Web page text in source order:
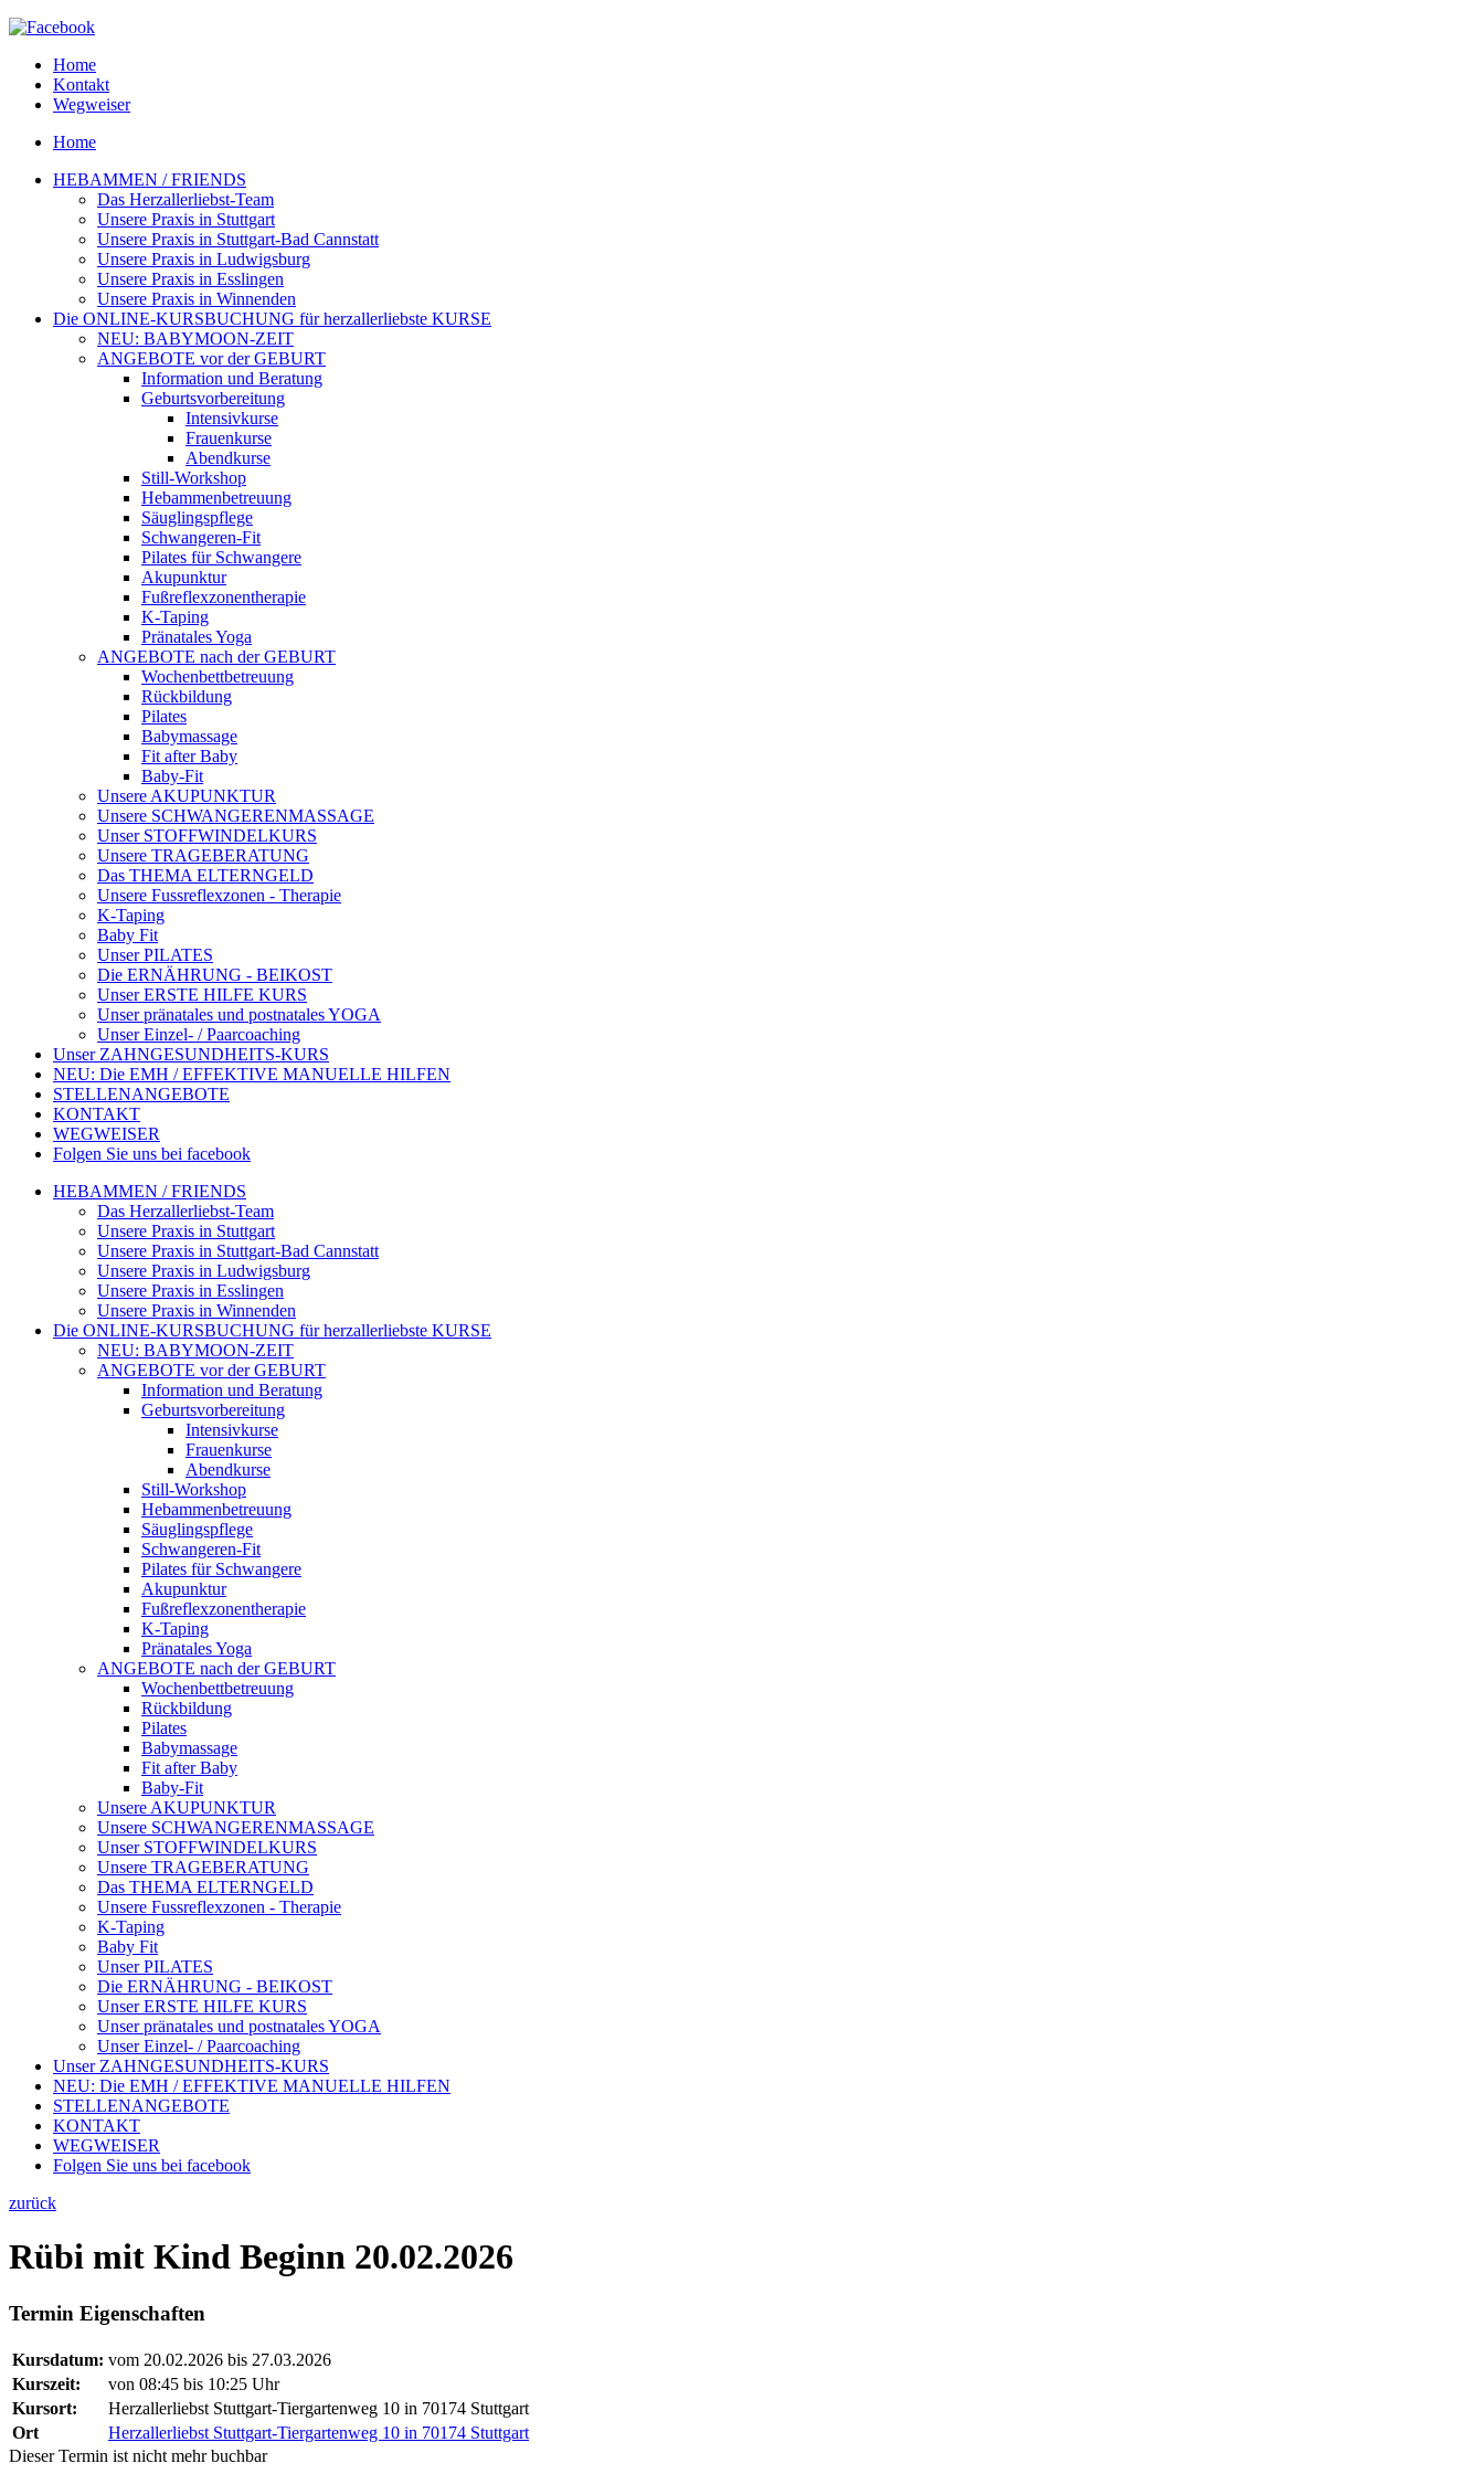
Home
Kontakt
Wegweiser
Home
HEBAMMEN / FRIENDS
Das Herzallerliebst-Team
Unsere Praxis in Stuttgart
Unsere Praxis in Stuttgart-Bad Cannstatt
Unsere Praxis in Ludwigsburg
Unsere Praxis in Esslingen
Unsere Praxis in Winnenden
Die ONLINE-KURSBUCHUNG für herzallerliebste KURSE
NEU: BABYMOON-ZEIT
ANGEBOTE vor der GEBURT
Information und Beratung
Geburtsvorbereitung
Intensivkurse
Frauenkurse
Abendkurse
Still-Workshop
Hebammenbetreuung
Säuglingspflege
Schwangeren-Fit
Pilates für Schwangere
Akupunktur
Fußreflexzonentherapie
K-Taping
Pränatales Yoga
ANGEBOTE nach der GEBURT
Wochenbettbetreuung
Rückbildung
Pilates
Babymassage
Fit after Baby
Baby-Fit
Unsere AKUPUNKTUR
Unsere SCHWANGERENMASSAGE
Unser STOFFWINDELKURS
Unsere TRAGEBERATUNG
Das THEMA ELTERNGELD
Unsere Fussreflexzonen - Therapie
K-Taping
Baby Fit
Unser PILATES
Die ERNÄHRUNG - BEIKOST
Unser ERSTE HILFE KURS
Unser pränatales und postnatales YOGA
Unser Einzel- / Paarcoaching
Unser ZAHNGESUNDHEITS-KURS
NEU: Die EMH / EFFEKTIVE MANUELLE HILFEN
STELLENANGEBOTE
KONTAKT
WEGWEISER
Folgen Sie uns bei facebook
HEBAMMEN / FRIENDS
Das Herzallerliebst-Team
Unsere Praxis in Stuttgart
Unsere Praxis in Stuttgart-Bad Cannstatt
Unsere Praxis in Ludwigsburg
Unsere Praxis in Esslingen
Unsere Praxis in Winnenden
Die ONLINE-KURSBUCHUNG für herzallerliebste KURSE
NEU: BABYMOON-ZEIT
ANGEBOTE vor der GEBURT
Information und Beratung
Geburtsvorbereitung
Intensivkurse
Frauenkurse
Abendkurse
Still-Workshop
Hebammenbetreuung
Säuglingspflege
Schwangeren-Fit
Pilates für Schwangere
Akupunktur
Fußreflexzonentherapie
K-Taping
Pränatales Yoga
ANGEBOTE nach der GEBURT
Wochenbettbetreuung
Rückbildung
Pilates
Babymassage
Fit after Baby
Baby-Fit
Unsere AKUPUNKTUR
Unsere SCHWANGERENMASSAGE
Unser STOFFWINDELKURS
Unsere TRAGEBERATUNG
Das THEMA ELTERNGELD
Unsere Fussreflexzonen - Therapie
K-Taping
Baby Fit
Unser PILATES
Die ERNÄHRUNG - BEIKOST
Unser ERSTE HILFE KURS
Unser pränatales und postnatales YOGA
Unser Einzel- / Paarcoaching
Unser ZAHNGESUNDHEITS-KURS
NEU: Die EMH / EFFEKTIVE MANUELLE HILFEN
STELLENANGEBOTE
KONTAKT
WEGWEISER
Folgen Sie uns bei facebook
zurück
Rübi mit Kind Beginn 20.02.2026
Termin Eigenschaften
Kursdatum: vom 20.02.2026 bis 27.03.2026
Kurszeit:
von 08:45 bis 10:25 Uhr
Kursort:
Herzallerliebst Stuttgart-Tiergartenweg 10 in 70174 Stuttgart
Ort
Herzallerliebst Stuttgart-Tiergartenweg 10 in 70174 Stuttgart
Dieser Termin ist nicht mehr buchbar